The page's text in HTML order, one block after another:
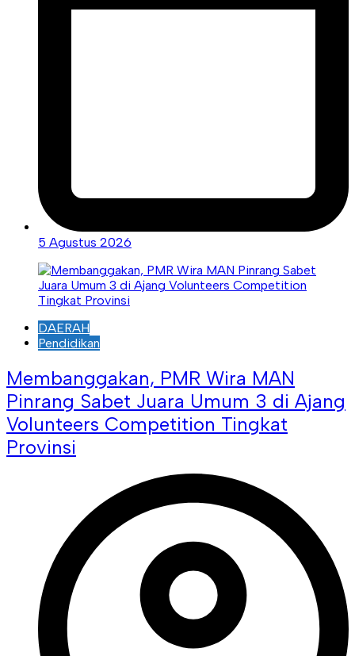
5 Agustus 2026
DAERAH
Pendidikan
Membanggakan, PMR Wira MAN
Pinrang Sabet Juara Umum 3 di Ajang
Volunteers Competition Tingkat
Provinsi